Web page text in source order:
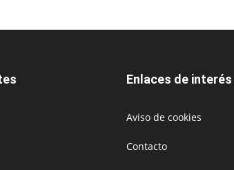
Enlaces de interés
Aviso de cookies
Contacto